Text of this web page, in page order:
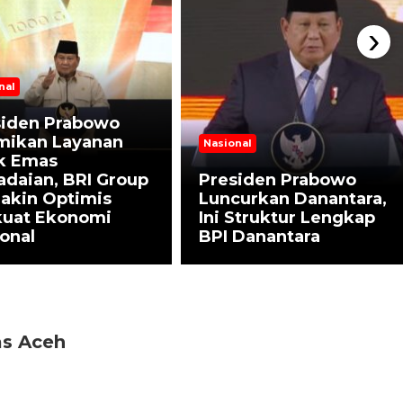
Prabowo
Layanan
Emas
BRI Group
Optimis
Ekonomi
Nasional
Presiden Prabowo
Luncurkan Danantara,
Ini Struktur Lengkap
BPI Danantara
›
Aceh